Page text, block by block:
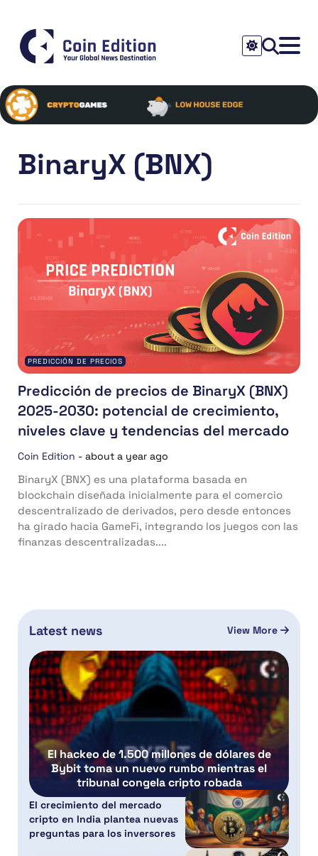
BinaryX (BNX)
PREDICCIÓN DE PRECIOS
Predicción de precios de BinaryX (BNX)
2025-2030: potencial de crecimiento,
niveles clave y tendencias del mercado
Coin Edition - about a year ago
BinaryX (BNX) es una plataforma basada en
blockchain diseñada inicialmente para el comercio
descentralizado de derivados, pero desde entonces
ha girado hacia GameFi, integrando los juegos con las
finanzas descentralizadas....
Latest news View More
El hackeo de 1.500 millones de dólares de
Bybit toma un nuevo rumbo mientras el
tribunal congela cripto robada
El crecimiento del mercado
cripto en India plantea nuevas
preguntas para los inversores